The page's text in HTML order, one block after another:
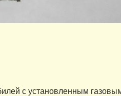
с установленным